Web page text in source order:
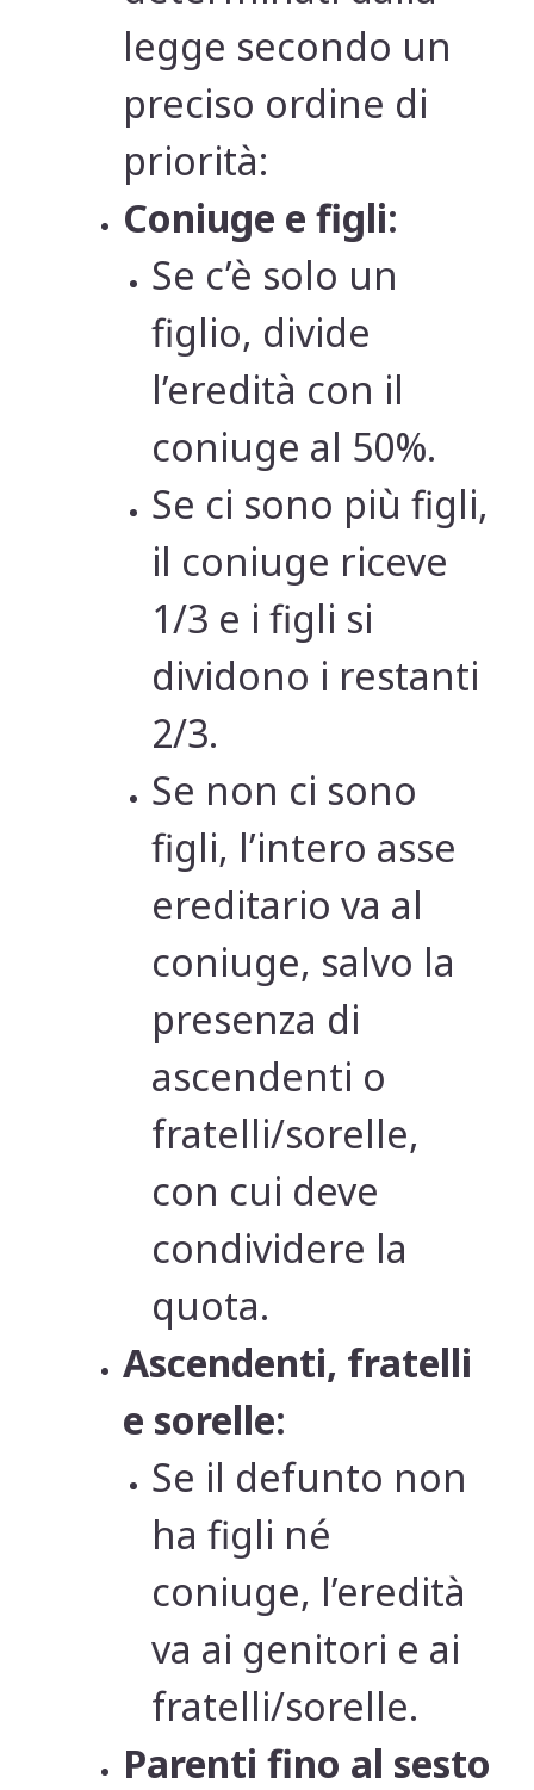
legge secondo un
preciso ordine di
priorità:
Coniuge e figli:
Se c’è solo un
figlio, divide
l’eredità con il
coniuge al 50%.
Se ci sono più figli,
il coniuge riceve
1/3 e i figli si
dividono i restanti
2/3.
Se non ci sono
figli, l’intero asse
ereditario va al
coniuge, salvo la
presenza di
ascendenti o
fratelli/sorelle,
con cui deve
condividere la
quota.
Ascendenti, fratelli
e sorelle:
Se il defunto non
ha figli né
coniuge, l’eredità
va ai genitori e ai
fratelli/sorelle.
Parenti fino al sesto